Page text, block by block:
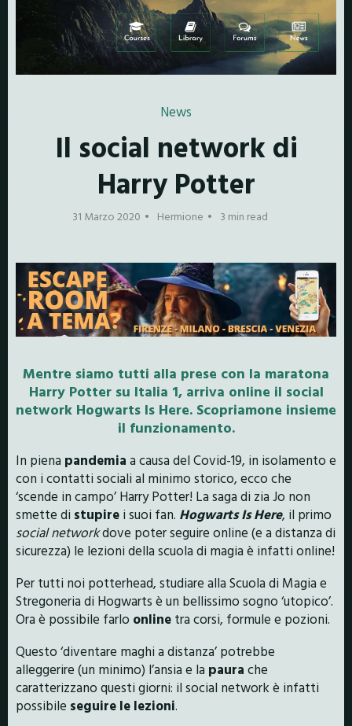
News
Il social network di
Harry Potter
31 Marzo 2020 Hermione 3 min read
Mentre siamo tutti alla prese con la maratona
Harry Potter su Italia 1, arriva online il social
network Hogwarts Is Here. Scopriamone insieme
il funzionamento.
In piena pandemia a causa del Covid-19, in isolamento e
con i contatti sociali al minimo storico, ecco che
‘scende in campo’ Harry Potter! La saga di zia Jo non
smette di stupire i suoi fan. Hogwarts Is Here, il primo
social networkdove poter seguire online (e a distanza di
sicurezza) le lezioni della scuola di magia è infatti online!
Per tutti noi potterhead, studiare alla Scuola di Magia e
Stregoneria di Hogwarts è un bellissimo sogno ‘utopico’.
Ora è possibile farlo online tra corsi, formule e pozioni.
Questo ‘diventare maghi a distanza’ potrebbe
alleggerire (un minimo) l’ansia e la paura che
caratterizzano questi giorni: il social network è infatti
possibile seguire le lezioni.